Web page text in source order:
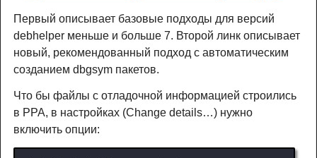
Первый описывает базовые подходы для версий
debhelper меньше и больше 7. Второй линк описывает
новый, рекомендованный подход с автоматическим
созданием dbgsym пакетов.
Что бы файлы с отладочной информацией строились
в PPA, в настройках (Change details…) нужно
включить опции: